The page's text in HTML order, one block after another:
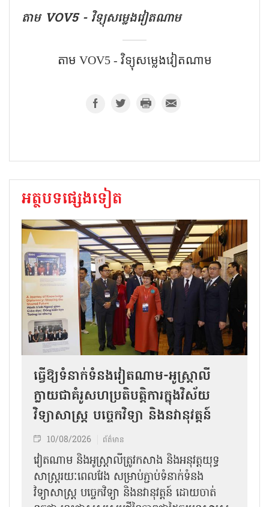
តាម VOV5 - វិទ្យុសម្លេងវៀតណាម
តាម VOV5 - វិទ្យុសម្លេងវៀតណាម
អត្ថបទផ្សេងទៀត
ធ្វើឱ្យទំនាក់ទំនងវៀតណាម-អូស្ត្រាលី
ក្លាយជាគំរូសហប្រតិបត្តិការក្នុងវិស័យ
វិទ្យាសាស្ត្រ បច្ចេកវិទ្យា និងនវានុវត្តន៍
10/08/2026 ព័ត៌មាន
វៀតណាម និងអូស្ត្រាលីត្រូវកសាង និងអនុវត្តយុទ្ធ
សាស្ត្ររយៈពេលវែង សម្រាប់ភ្ជាប់ទំនាក់ទំនង
វិទ្យាសាស្ត្រ បច្ចេកវិទ្យា និងនវានុវត្តន៍ ដោយចាត់